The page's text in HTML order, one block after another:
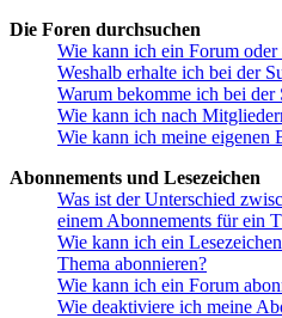
Die Foren durchsuchen
Wie kann ich ein Forum oder
Weshalb erhalte ich bei der
Warum bekomme ich bei der
Wie kann ich nach
Wie kann ich meine eigenen
Abonnements und Lesezeichen
Was ist der Unterschied
einem Abonnements für ein
Wie kann ich ein
Thema abonnieren?
Wie kann ich ein Forum
Wie deaktiviere ich meine